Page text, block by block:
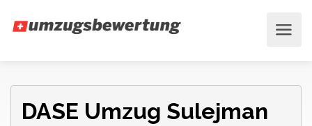
DASE Umzug Sulejman